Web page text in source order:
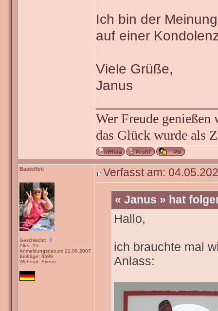
Ich bin der
auf einer
Viele Grüße,
Janus
Wer Freude
das Glück wurde als
Bastelfeti
Geschlecht:
Alter: 55
Anmeldungsdatum: 21.08.2007
Beiträge: 6599
Wohnort: Erkner
Verfasst am:
« Janus » hat
Hallo,
ich brauchte mal
Anlass: